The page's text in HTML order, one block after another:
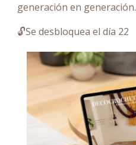
generación en generación.
🔓Se desbloquea el día 22